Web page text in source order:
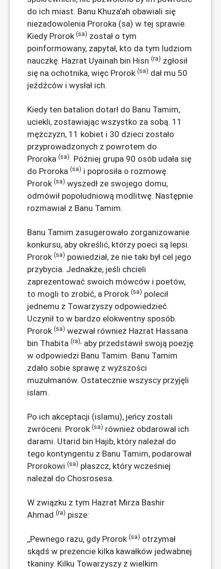
do ich miast. Banu Khuza’ah obawiali się
niezadowolenia Proroka (sa) w tej sprawie.
Kiedy Prorok (sa) został o tym
poinformowany, zapytał, kto da tym ludziom
nauczkę. Hazrat Uyainah bin Hisn (ra) zgłosił
się na ochotnika, więc Prorok (sa) dał mu 50
jeźdźców i wysłał ich.
Kiedy ten batalion dotarł do Banu Tamim,
uciekli, zostawiając wszystko za sobą. 11
mężczyzn, 11 kobiet i 30 dzieci zostało
przyprowadzonych z powrotem do
Proroka (sa). Później grupa 90 osób udała się
do Proroka (sa) i poprosiła o rozmowę.
Prorok (sa) wyszedł ze swojego domu,
odmówił popołudniową modlitwę. Następnie
rozmawiał z Banu Tamim.
Banu Tamim zasugerowało zorganizowanie
konkursu, aby określić, którzy poeci są lepsi.
Prorok (sa) powiedział, że nie taki był cel jego
przybycia. Jednakże, jeśli chcieli
zaprezentować swoich mówców i poetów,
to mogli to zrobić, a Prorok (sa) polecił
jednemu z Towarzyszy odpowiedzieć.
Uczynił to w bardzo elokwentny sposób.
Prorok (sa) wezwał również Hazrat Hassana
bin Thabita (ra), aby przedstawił swoją poezję
w odpowiedzi Banu Tamim. Banu Tamim
zdało sobie sprawę z wyższości
muzułmanów. Ostatecznie wszyscy przyjęli
islam.
Po ich akceptacji (islamu), jeńcy zostali
zwróceni. Prorok (sa) również obdarował ich
darami. Utarid bin Hajib, który należał do
tego kontyngentu z Banu Tamim, podarował
Prorokowi (sa) płaszcz, który wcześniej
należał do Chosrosesa.
W związku z tym Hazrat Mirza Bashir
Ahmad (ra) pisze:
,,Pewnego razu, gdy Prorok (sa) otrzymał
skądś w prezencie kilka kawałków jedwabnej
tkaniny. Kilku Towarzyszy z wielkim